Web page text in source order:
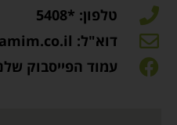
טלפון: *5408
דוא"ל: office@avirahamim.co.il
עמוד הפייסבוק